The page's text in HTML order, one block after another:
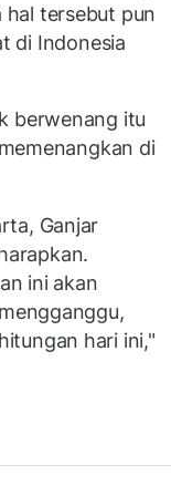
tersebut pun
di Indonesia
berwenang itu
di
Ganjar
ini akan
hari ini,"